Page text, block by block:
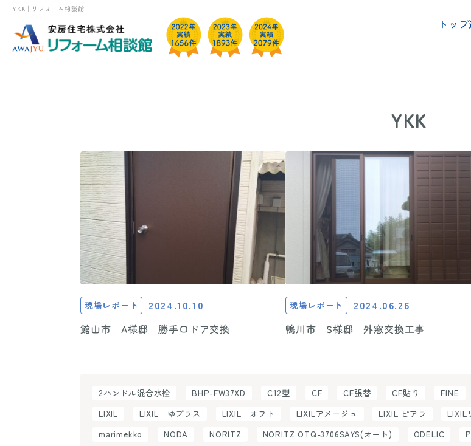
YKK｜リフォーム相談館
トップ
YKK
現場レポート 2024.10.10
館山市 A様邸 勝手口ドア交換
現場レポート 2024.06.26
鴨川市 S様邸 外窓交換工事
2ハンドル混合水栓 BHP-FW37XD C12型 CF CF張替 CF貼り FINE
LIXIL
LIXIL ゆプラス LIXIL オフト LIXILアメージュ LIXIL ピアラ LIXIL
marimekko
NODA NORITZ NORITZ OTQ-3706SAYS(オート) ODELIC